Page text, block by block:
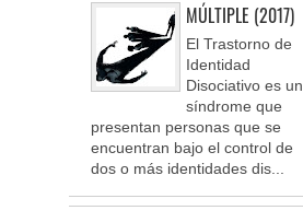
MÚLTIPLE (2017)
El Trastorno de
Identidad
Disociativo es un
síndrome que
presentan personas que se
encuentran bajo el control de
dos o más identidades dis...